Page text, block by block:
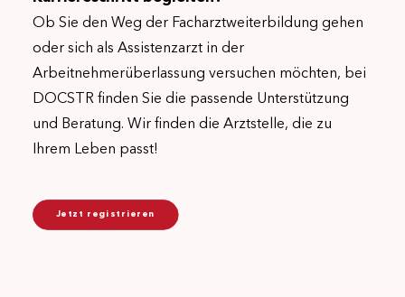
Ob Sie den Weg der Facharztweiterbildung gehen
oder sich als Assistenzarzt in der
Arbeitnehmerüberlassung versuchen möchten, bei
DOCSTR finden Sie die passende Unterstützung
und Beratung. Wir finden die Arztstelle, die zu
Ihrem Leben passt!
Jetzt registrieren